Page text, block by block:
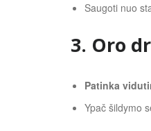
Saugoti nuo
3. Oro
Patinka
Ypač šildymo